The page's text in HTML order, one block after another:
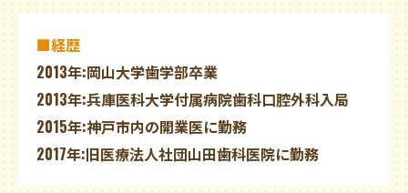
■経歴
2013年:岡山大学歯学部卒業
2013年:兵庫医科大学付属病院歯科口腔外科入局
2015年:神戸市内の開業医に勤務
2017年:旧医療法人社団山田歯科医院に勤務